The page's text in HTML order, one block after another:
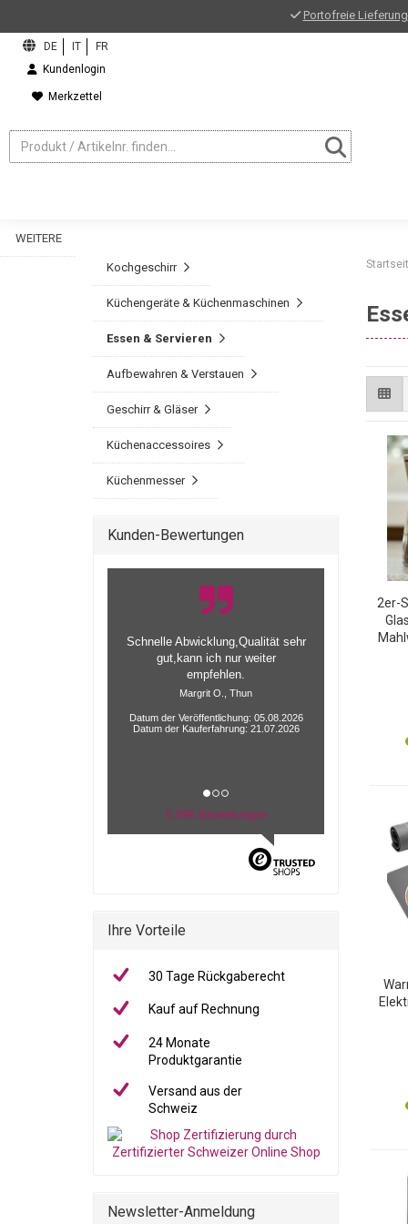
Portofreie Lieferung
Kundenlogin
Merkzettel
WEITERE
2er-
Kochgeschirr
Küchengeräte & Küchenmaschinen
Essen & Servieren
Aufbewahren & Verstauen
Geschirr & Gläser
Küchenaccessoires
Küchenmesser
Kunden-Bewertungen
Schnelle Abwicklung,Qualität sehr
gut,kann ich nur weiter
empfehlen.
Margrit O., Thun
Datum der Veröffentlichung: 05.08.2026
Datum der Kauferfahrung: 21.07.2026
5.096 Bewertungen
Ihre Vorteile
30 Tage Rückgaberecht
Kauf auf Rechnung
24 Monate
Produktgarantie
Versand aus der
Schweiz
Newsletter-Anmeldung